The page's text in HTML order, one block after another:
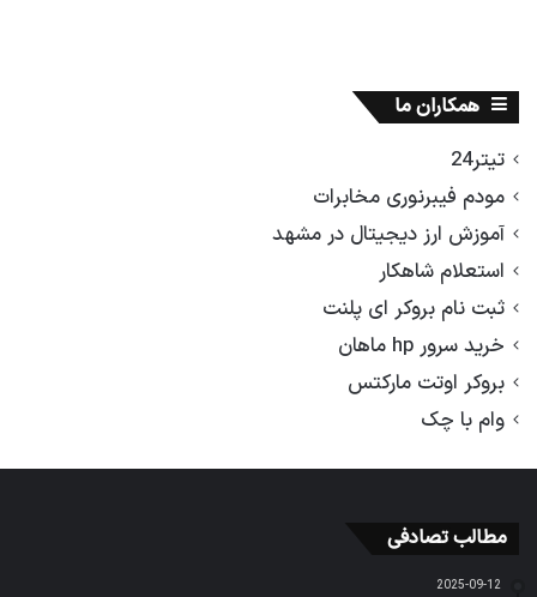
همکاران ما
تیتر24
مودم فیبرنوری مخابرات
آموزش ارز دیجیتال در مشهد
استعلام شاهکار
ثبت نام بروکر ای پلنت
خرید سرور hp ماهان
بروکر اوتت مارکتس
وام با چک
مطالب تصادفی
2025-09-12